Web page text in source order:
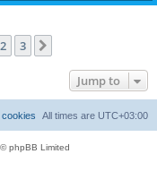
2 3
Jump to
All times are UTC+03:00
cookies
phpBB Limited